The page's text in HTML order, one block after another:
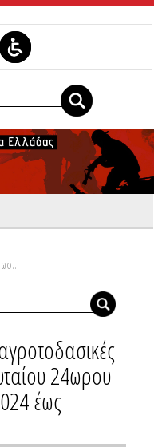
Ενημέρωση για τις αγροτοδασικές πυρκαγιές του τελευταίου 24ωρου από Ω/18:00/13-08-2024 έως Ω/18:00/14-08-2024
24ωρου
έως